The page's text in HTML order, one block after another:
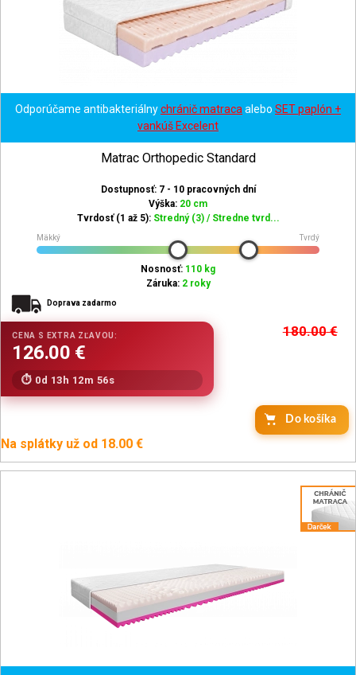
Odporúčame antibakteriálnychránič matraca alebo SET paplón +
vankúš Excelent
Matrac Orthopedic Standard
Dostupnosť: 7 - 10 pracovných dní
Výška: 20 cm
Tvrdosť (1 až 5): Stredný (3) / Stredne tvrd...
Mäkký Tvrdý
Nosnosť: 110 kg
Záruka: 2 roky
Doprava zadarmo
180.00€
0d 13h 12m 54s
Do košíka
Na splátky už od 18.00 €